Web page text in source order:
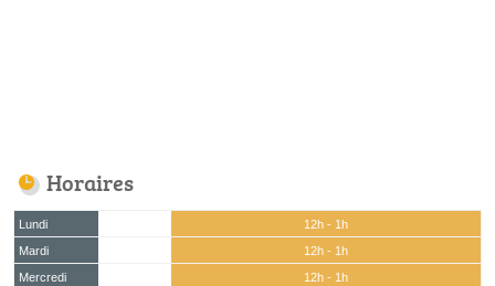
Horaires
Lundi
12h - 1h
Mardi
12h - 1h
Mercredi
12h - 1h